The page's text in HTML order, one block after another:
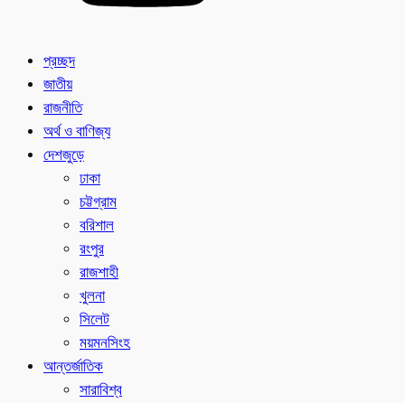
প্রচ্ছদ
জাতীয়
রাজনীতি
অর্থ ও বাণিজ্য
দেশজুড়ে
ঢাকা
চট্টগ্রাম
বরিশাল
রংপুর
রাজশাহী
খুলনা
সিলেট
ময়মনসিংহ
আন্তর্জাতিক
সারাবিশ্ব